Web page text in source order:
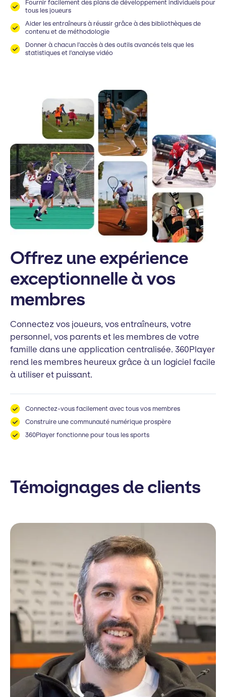
Fournir facilement des plans de développement individuels pour
tous les joueurs
Aider les entraîneurs à réussir grâce à des bibliothèques de
contenu et de méthodologie
Donner à chacun l'accès à des outils avancés tels que les
statistiques et l'analyse vidéo
Offrez une expérience
exceptionnelle à vos
membres
Connectez vos joueurs, vos entraîneurs, votre
personnel, vos parents et les membres de votre
famille dans une application centralisée. 360Player
rend les membres heureux grâce à un logiciel facile
à utiliser et puissant.
Connectez-vous facilement avec tous vos membres
Construire une communauté numérique prospère
360Player fonctionne pour tous les sports
Témoignages de clients